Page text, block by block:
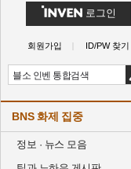
로그인
회원가입 ID/PW 찾기
BNS 화제 집중
정보 · 뉴스 모음